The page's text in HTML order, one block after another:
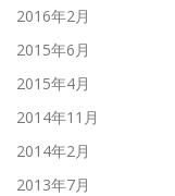
2016年2月
2015年6月
2015年4月
2014年11月
2014年2月
2013年7月